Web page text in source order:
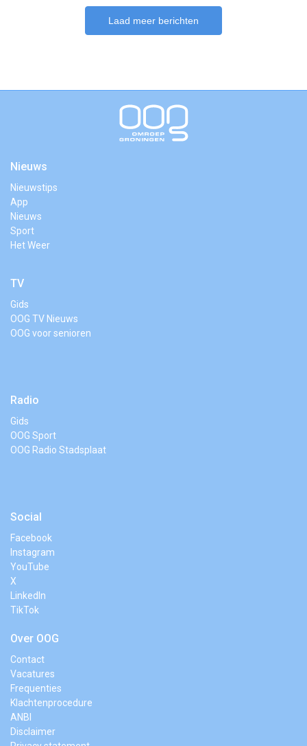
Laad meer berichten
Nieuws
Nieuwstips
App
Nieuws
Sport
Het Weer
TV
Gids
OOG TV Nieuws
OOG voor senioren
Radio
Gids
OOG Sport
OOG Radio Stadsplaat
Social
Facebook
Instagram
YouTube
X
LinkedIn
TikTok
Over OOG
Contact
Vacatures
Frequenties
Klachtenprocedure
ANBI
Disclaimer